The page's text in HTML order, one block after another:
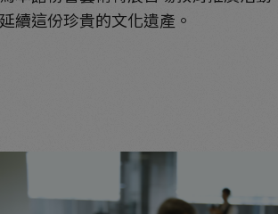
續這份珍貴的文化遺產。